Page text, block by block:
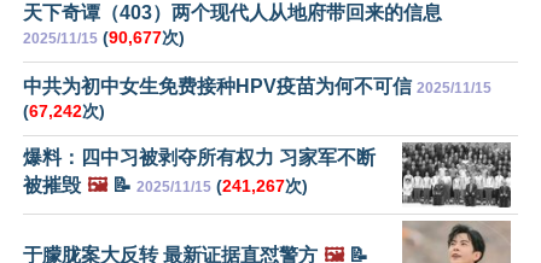
天下奇谭（403）两个现代人从地府带回来的信息
2025/11/15 (90,677次)
中共为初中女生免费接种HPV疫苗为何不可信 2025/11/15
(67,242次)
爆料：四中习被剥夺所有权力 习家军不断
被摧毁 🖼️📝 2025/11/15 (241,267次)
于朦胧案大反转 最新证据直怼警方 🖼️📝